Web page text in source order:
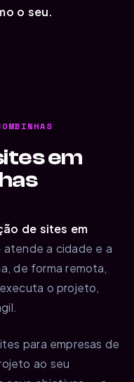
o seu.
em
de sites em
atende a cidade e a
de forma remota,
o projeto,
para empresas de
ao seu